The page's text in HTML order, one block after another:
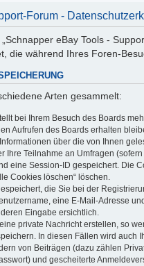
Forum -
eBay Tools -
die während Ihres Foren-
Arten gesammelt:
bei Ihrem Besuch des Boards
Aufrufen des Boards erhalten
über die von Ihnen
Ihre Teilnahme an Umfragen
eine Session-ID gespeichert. Die
Cookies löschen“ löschen.
die Sie bei der
eine E-Mail-Adresse
Eingabe ersichtlich.
private Nachricht erstellen, so
In diesen Fällen wird
von Beiträgen (dazu zählen
und gescheiterte